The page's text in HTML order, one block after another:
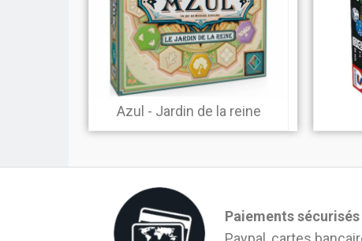
Azul - Jardin de la reine
Paiements sécurisés